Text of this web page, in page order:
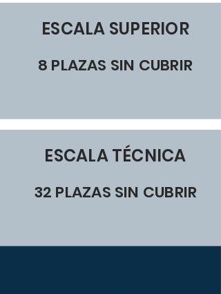
ESCALA SUPERIOR
8 PLAZAS SIN CUBRIR
ESCALA TÉCNICA
32 PLAZAS SIN CUBRIR